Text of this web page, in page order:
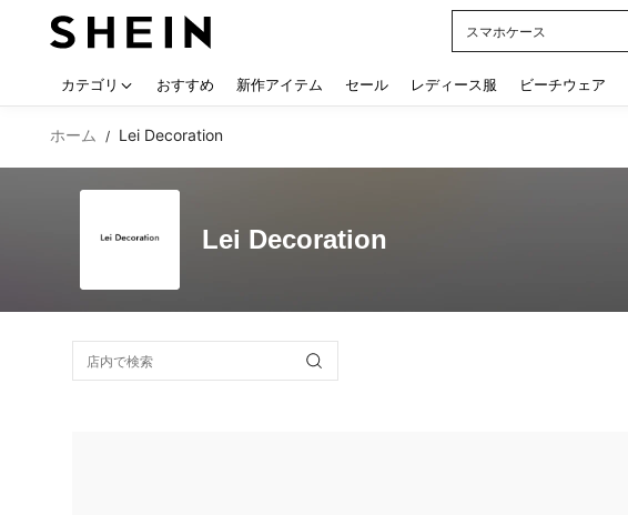
スマホケース
カテゴリ おすすめ 新作アイテム セール レディース服 ビーチウェア
ホーム / Lei Decoration
Lei Decoration